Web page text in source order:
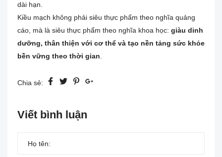
dài hạn.
Kiều mạch không phải siêu thực phẩm theo nghĩa quảng
cáo, mà là siêu thực phẩm theo nghĩa khoa học: giàu dinh
dưỡng, thân thiện với cơ thể và tạo nền tảng sức khỏe
bền vững theo thời gian
Chia sẻ:
Viết bình luận